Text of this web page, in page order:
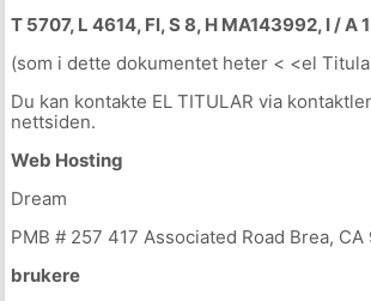
T 5707, L 4614, Fl, S 8, H MA143992, I / A 1
(som i dette dokumentet heter < <el
Du kan kontakte EL TITULAR via
nettsiden.
Web Hosting
Dream
PMB # 257 417 Associated Road Brea, CA
brukere